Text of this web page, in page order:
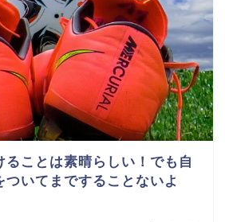
ることは素晴らしい！でも自
ついてまですることないよ